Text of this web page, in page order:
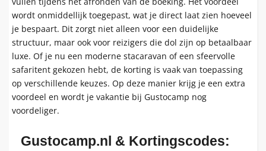
wordt onmiddellijk toegepast, wat je direct laat zien hoeveel
je bespaart. Dit zorgt niet alleen voor een duidelijke
structuur, maar ook voor reizigers die dol zijn op betaalbaar
luxe. Of je nu een moderne stacaravan of een sfeervolle
safaritent gekozen hebt, de korting is vaak van toepassing
op verschillende keuzes. Op deze manier krijg je een extra
voordeel en wordt je vakantie bij Gustocamp nog
voordeliger.
Gustocamp.nl & Kortingscodes: